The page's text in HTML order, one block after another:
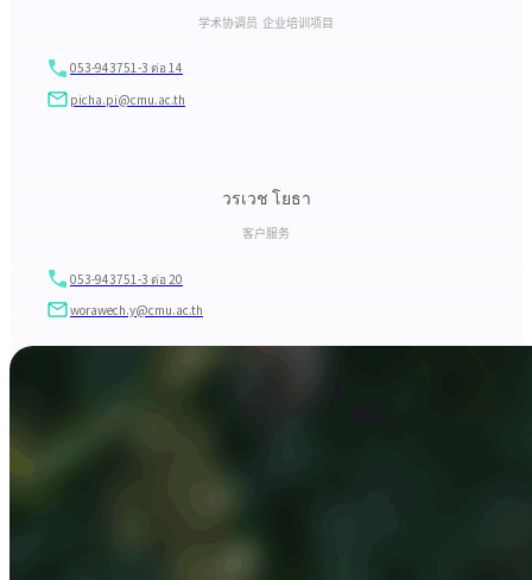
学术协调员 企业培训项目
053-943751-3 ต่อ 14
picha.pi@cmu.ac.th
วรเวช โยธา
客户服务
053-943751-3 ต่อ 20
worawech.y@cmu.ac.th